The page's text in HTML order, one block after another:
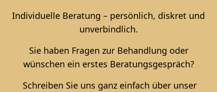
Individuelle Beratung – persönlich, diskret und
unverbindlich.
Sie haben Fragen zur Behandlung oder
wünschen ein erstes Beratungsgespräch?
Schreiben Sie uns ganz einfach über unser